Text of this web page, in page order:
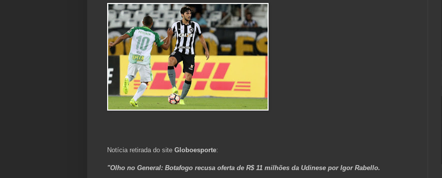
Notícia retirada do site Globoesporte:
"Olho no General: Botafogo recusa oferta de R$ 11 milhões da Udinese por Igor Rabello.